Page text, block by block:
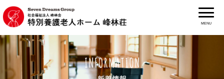
MENU